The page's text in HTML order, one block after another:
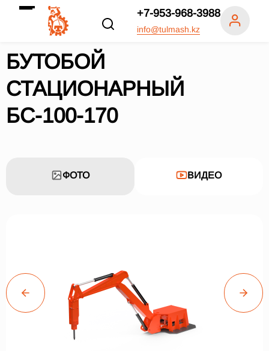
+7-953-968-3988
info@tulmash.kz
БУТОБОЙ
СТАЦИОНАРНЫЙ
БС-100-170
ФОТО ВИДЕО